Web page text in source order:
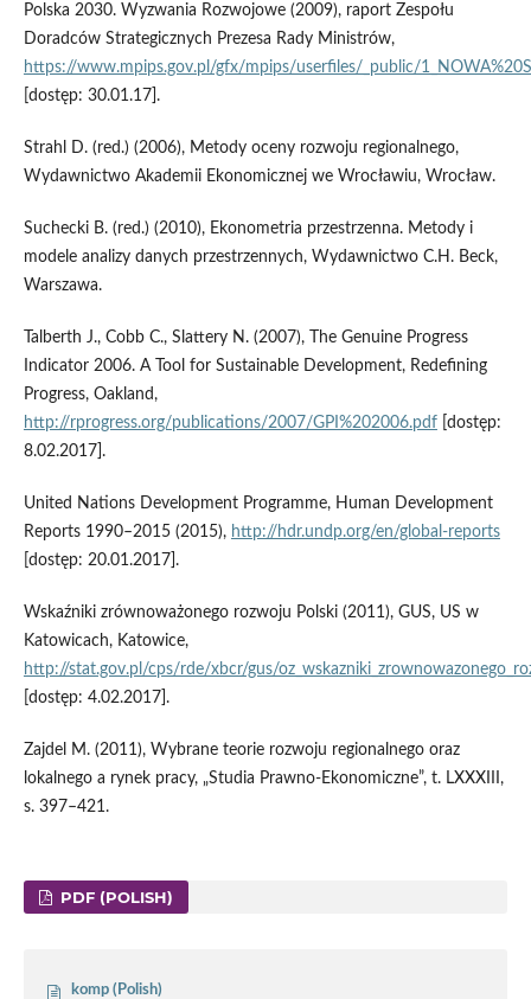
Polska 2030. Wyzwania Rozwojowe (2009), raport Zespołu
Doradców Strategicznych Prezesa Rady Ministrów,
https://www.mpips.gov.pl/gfx/mpips/userfiles/_public/
[dostęp: 30.01.17].
Strahl D. (red.) (2006), Metody oceny rozwoju regionalnego,
Wydawnictwo Akademii Ekonomicznej we Wrocławiu, Wrocław.
Suchecki B. (red.) (2010), Ekonometria przestrzenna. Metody i
modele analizy danych przestrzennych, Wydawnictwo C.H. Beck,
Warszawa.
Talberth J., Cobb C., Slattery N. (2007), The Genuine Progress
Indicator 2006. A Tool for Sustainable Development, Redefining
Progress, Oakland,
http://rprogress.org/publications/2007/GPI%202006.pdf[dostęp:
8.02.2017].
United Nations Development Programme, Human Development
Reports 1990–2015 (2015), http://hdr.undp.org/en/global‑reports
[dostęp: 20.01.2017].
Wskaźniki zrównoważonego rozwoju Polski (2011), GUS, US w
Katowicach, Katowice,
http://stat.gov.pl/cps/rde/xbcr/gus/
[dostęp: 4.02.2017].
Zajdel M. (2011), Wybrane teorie rozwoju regionalnego oraz
lokalnego a rynek pracy, „Studia Prawno‑Ekonomiczne”, t. LXXXIII,
s. 397–421.
PDF (POLISH)
komp (Polish)